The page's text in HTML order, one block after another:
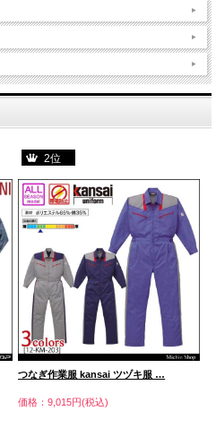
2位
つなぎ作業服 kansai ツヅキ服 …
価格：9,015円(税込)